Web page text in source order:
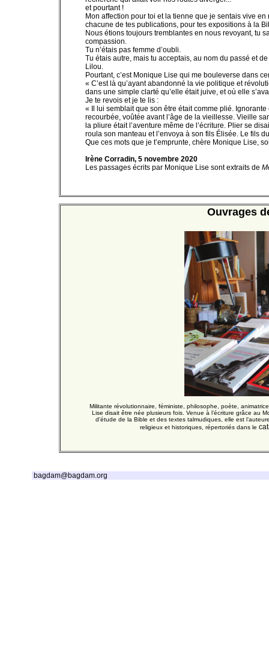
et pourtant !
Mon affection pour toi et la tienne que je sentais vive
chacune de tes publications, pour tes expositions à la
Nous étions toujours tremblantes en nous revoyant, tu
compassion.
Tu n’étais pas femme d’oubli.
Tu étais autre, mais tu acceptais, au nom du passé et
Lilou.
Pourtant, c’est Monique Lise qui me bouleverse dans
« C’est là qu’ayant abandonné la vie politique et
dans une simple clarté qu’elle était juive, et où elle
Je te revois et je te lis :
« Il lui semblait que son être était comme plié.
recourbée, voûtée avant l’âge de la vieillesse. Vieille
la pliure était l’aventure même de l’écriture. Plier se
roula son manteau et l’envoya à son fils Élisée. Le fils
Que ces mots que je t’emprunte, chère Monique Lise,
Irène Corradin, 5 novembre 2020
Les passages écrits par Monique Lise sont extraits de
Ouvrages
Militante révolutionnaire, féministe, philosophe, poète,
Lise disait être née plusieurs fois. Venue à l’écriture grâce au
d'étude de la Bible et des textes talmudiques, elle est
religieux et historiques, répertoriés dans le
bagdam@bagdam.org